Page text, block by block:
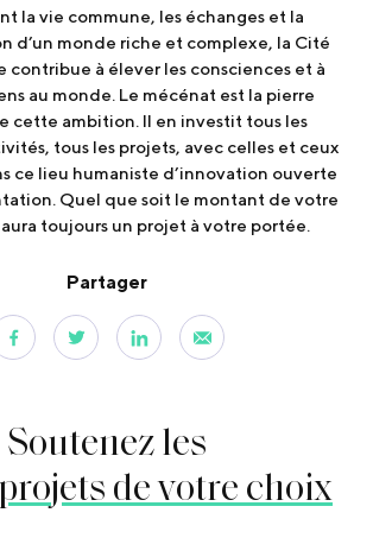
la vie commune, les échanges et la
d’un monde riche et complexe, la Cité
contribue à élever les consciences et à
au monde. Le mécénat est la pierre
cette ambition. Il en investit tous les
tous les projets, avec celles et ceux
ce lieu humaniste d’innovation ouverte
Quel que soit le montant de votre
toujours un projet à votre portée.
Partager
Soutenez les
de votre choix